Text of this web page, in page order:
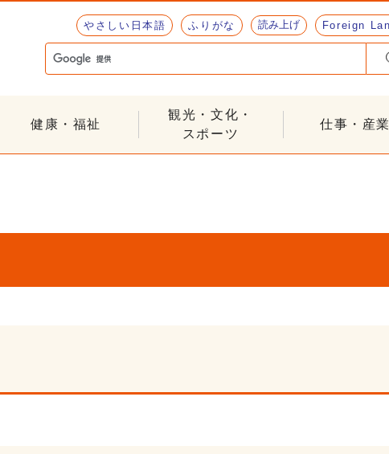
やさしい日本語 ふりがな 読み上げ Foreign
健康・福祉
観光・文化・
スポーツ
仕事・産業